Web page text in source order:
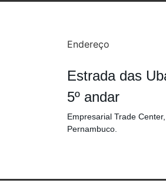
Endereço
Estrada das
5º andar
Empresarial Trade
Pernambuco.